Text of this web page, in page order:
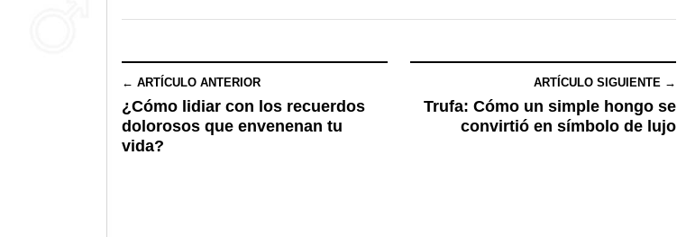
← ARTÍCULO ANTERIOR
¿Cómo lidiar con los recuerdos
dolorosos que envenenan tu
vida?
ARTÍCULO SIGUIENTE →
Trufa: Cómo un simple hongo se
convirtió en símbolo de lujo